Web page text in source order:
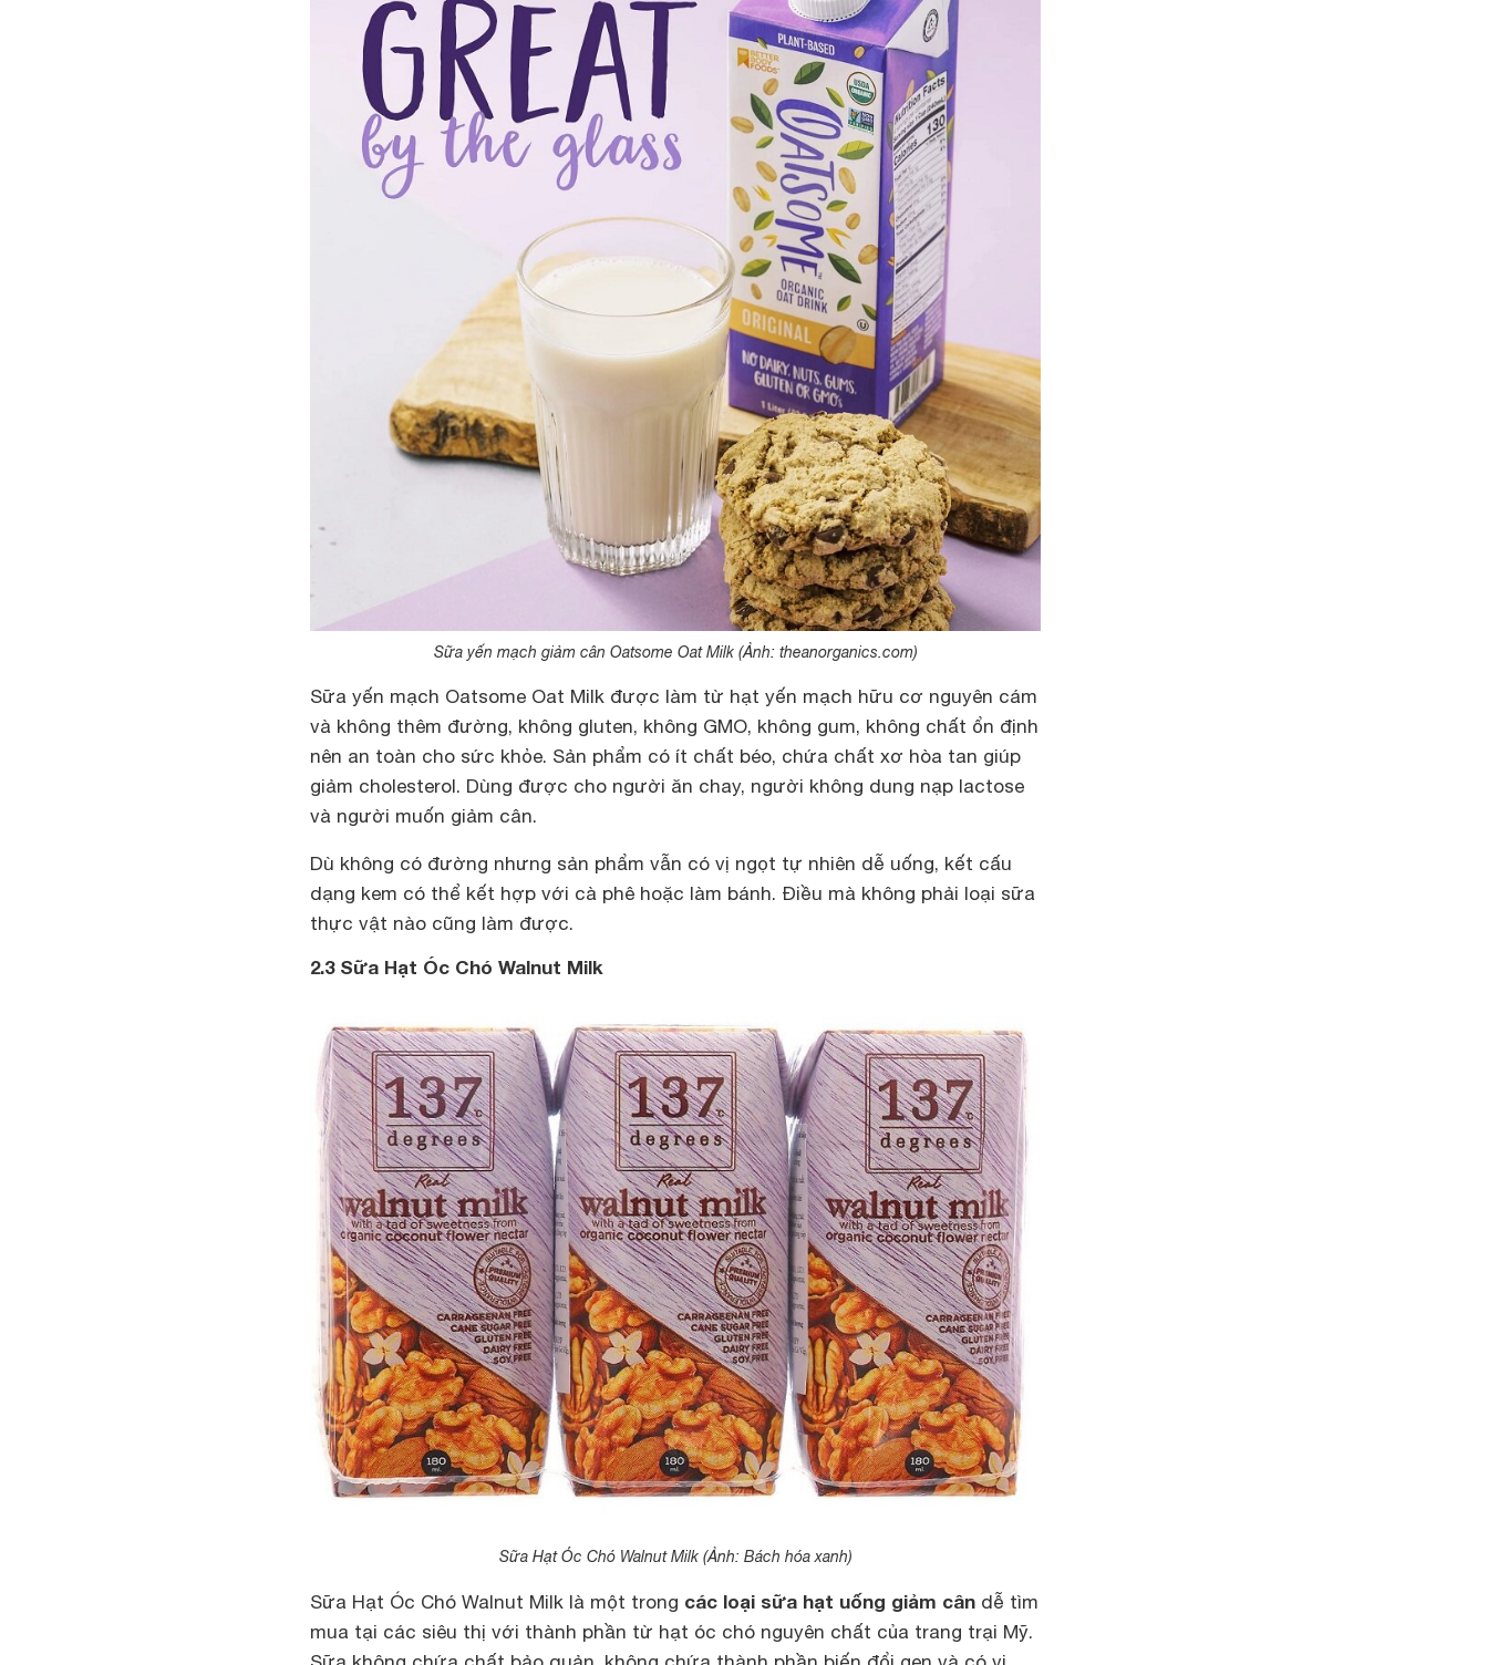
Sữa yến mạch giảm cân Oatsome Oat Milk (Ảnh: theanorganics.com)
Sữa yến mạch Oatsome Oat Milk được làm từ hạt yến mạch hữu cơ nguyên cám
và không thêm đường, không gluten, không GMO, không gum, không chất ổn định
nên an toàn cho sức khỏe. Sản phẩm có ít chất béo, chứa chất xơ hòa tan giúp
giảm cholesterol. Dùng được cho người ăn chay, người không dung nạp lactose
và người muốn giảm cân.
Dù không có đường nhưng sản phẩm vẫn có vị ngọt tự nhiên dễ uống, kết cấu
dạng kem có thể kết hợp với cà phê hoặc làm bánh. Điều mà không phải loại sữa
thực vật nào cũng làm được.
2.3 Sữa Hạt Óc Chó Walnut Milk
Sữa Hạt Óc Chó Walnut Milk (Ảnh: Bách hóa xanh)
Sữa Hạt Óc Chó Walnut Milk là một trong các loại sữa hạt uống giảm cân dễ tìm
mua tại các siêu thị với thành phần từ hạt óc chó nguyên chất của trang trại Mỹ.